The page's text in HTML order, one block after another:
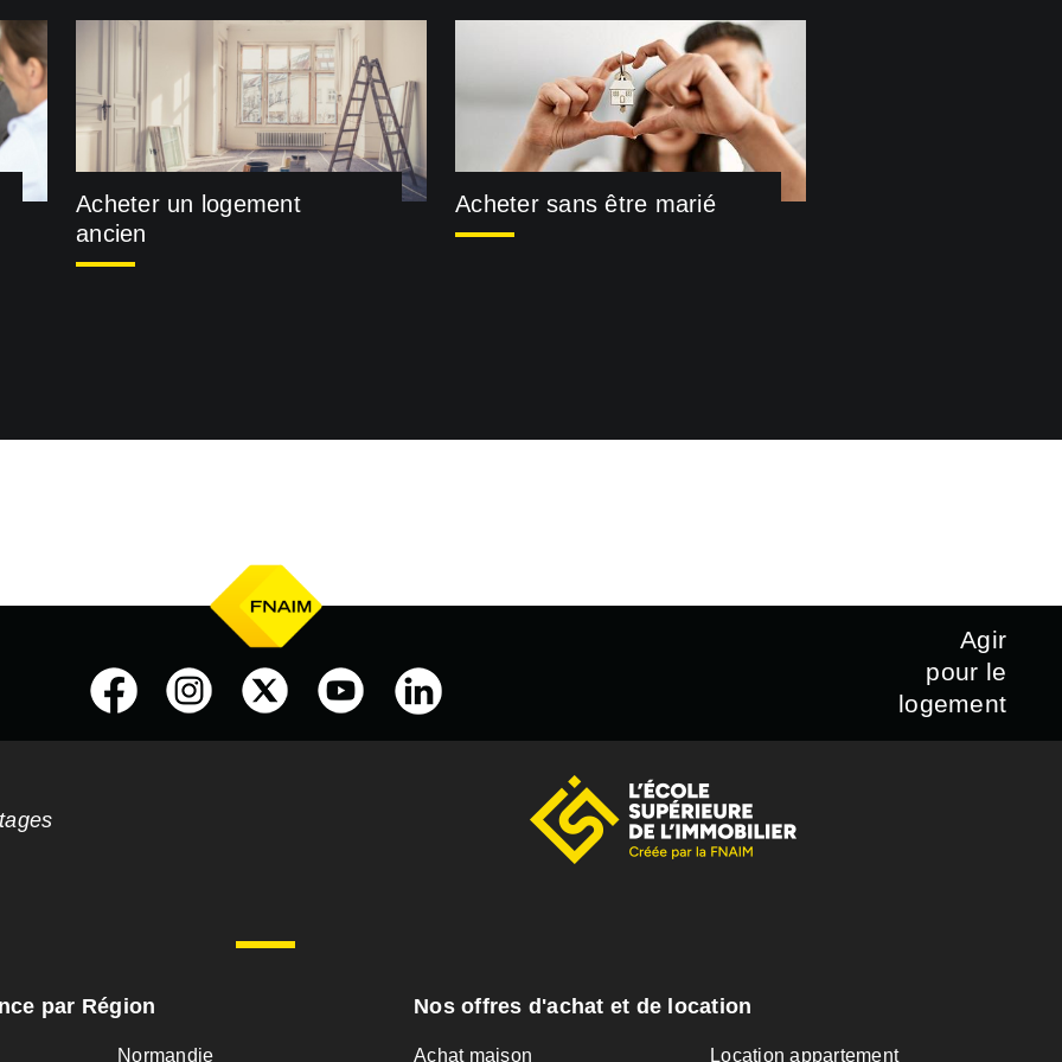
Acheter un logement
ancien
Acheter sans être marié
Agir
pour le
logement
par Région
Normandie
Nos offres d'achat et de location
Achat maison Location appartement